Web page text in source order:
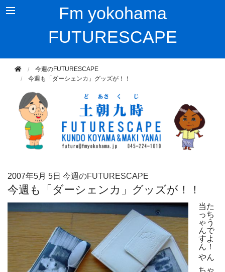
Fm yokohama
FUTURESCAPE
今週のFUTURESCAPE
今週も「ダーシェンカ」グッズが！！
2007年5月 5日 今週のFUTURESCAPE
今週も「ダーシェンカ」グッズが！！
当た
っち
ゃう
んで
すよ
ん！
やん
ちゃ